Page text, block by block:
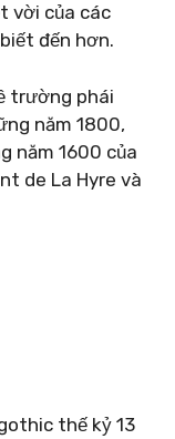
vời của các
đến hơn.
trường phái
năm 1800,
năm 1600 của
de La Hyre và
thế kỷ 13